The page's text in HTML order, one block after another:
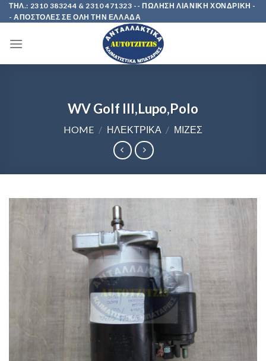
Skip
to
ΤΗΛ.: 2310 383244 & 2310 471323 -- ΠΩΛΗΣΗ ΛΙΑΝΙΚΗ ΧΟΝΔΡΙΚΗ -
- ΑΠΟΣΤΟΛΕΣ ΣΕ ΟΛΗ ΤΗΝ ΕΛΛΑΔΑ
WV Golf III,Lupo,Polo
HOME / ΗΛΕΚΤΡΙΚΑ / ΜΙΖΕΣ